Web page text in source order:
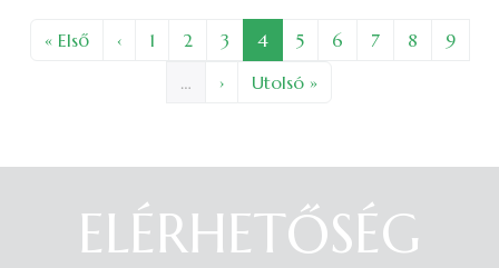
Első oldal
« Első Előző oldal
‹ Oldal
1 Oldal
2 Oldal
3 Oldal
4 Oldal
5 Oldal
6 Oldal
7 Oldal
8 Oldal
9
…
Következő oldal
› Utolsó oldal
Utolsó »
ELÉRHETŐSÉG